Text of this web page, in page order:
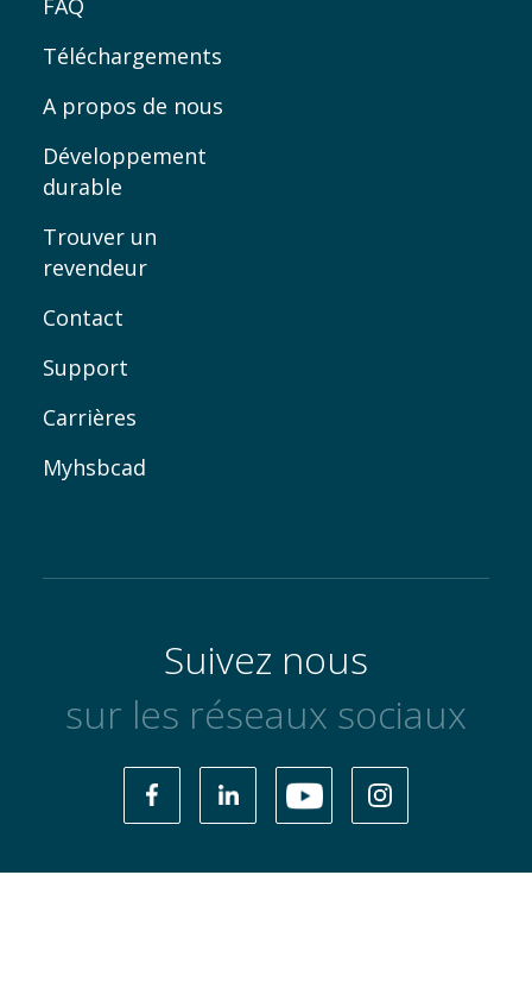
FAQ
Téléchargements
A propos de nous
Développement
durable
Trouver un
revendeur
Contact
Support
Carrières
Myhsbcad
Suivez nous
sur les réseaux sociaux